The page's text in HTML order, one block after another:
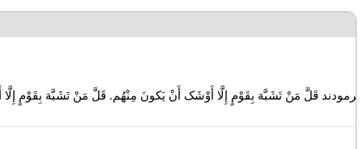
فرمودند قَلَّ مَنْ تَشَبَّهَ بِقَوْمٍ إِلَّا أَوْشَک أَنْ يَکونَ مِنْهُم. قَلَّ مَنْ تَشَبَّهَ بِقَوْمٍ